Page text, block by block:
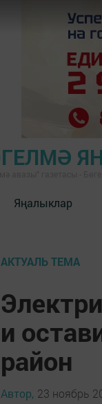
Яңалыклар
АКТУАЛЬ ТЕМА
и
район
Автор, 23 ноябрь